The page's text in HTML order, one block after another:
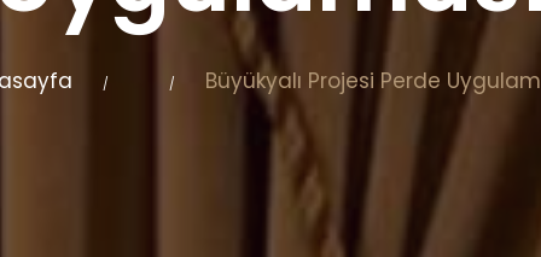
/ / Büyükyalı Projesi Perde